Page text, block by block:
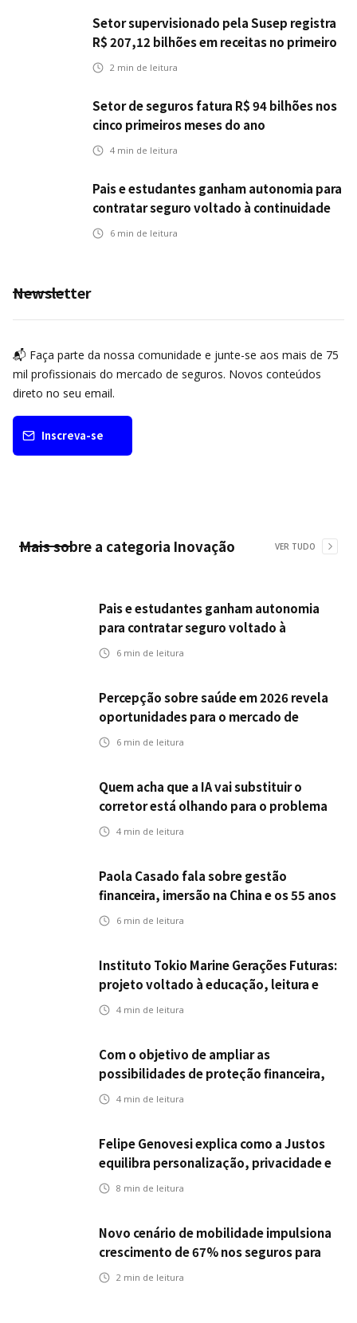
Setor supervisionado pela Susep registra
R$ 207,12 bilhões em receitas no primeiro
semestre
2 min de leitura
Setor de seguros fatura R$ 94 bilhões nos
cinco primeiros meses do ano
4 min de leitura
Pais e estudantes ganham autonomia para
contratar seguro voltado à continuidade
dos estudos
6 min de leitura
Newsletter
📬 Faça parte da nossa comunidade e junte-se aos mais de 75
mil profissionais do mercado de seguros. Novos conteúdos
direto no seu email.
Inscreva-se
Mais sobre a categoria Inovação VER TUDO
Pais e estudantes ganham autonomia
para contratar seguro voltado à
continuidade dos estudos
6 min de leitura
Percepção sobre saúde em 2026 revela
oportunidades para o mercado de
seguros ampliar cobertura e prevenção
6 min de leitura
Quem acha que a IA vai substituir o
corretor está olhando para o problema
errado
4 min de leitura
Paola Casado fala sobre gestão
financeira, imersão na China e os 55 anos
da ENS
6 min de leitura
Instituto Tokio Marine Gerações Futuras:
projeto voltado à educação, leitura e
empregabilidade
4 min de leitura
Com o objetivo de ampliar as
possibilidades de proteção financeira,
Icatu Seguros eleva capital segurado
4 min de leitura
Felipe Genovesi explica como a Justos
equilibra personalização, privacidade e
tecnologia
8 min de leitura
Novo cenário de mobilidade impulsiona
crescimento de 67% nos seguros para
veículos elétricos da Bradesco Seguros
2 min de leitura